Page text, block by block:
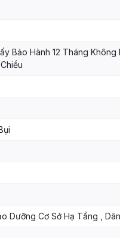
Bảo Hành 12 Tháng Không
Dưỡng Cơ Sở Hạ Tầng ,